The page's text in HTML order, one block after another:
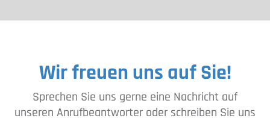
Wir freuen uns auf Sie!
Sprechen Sie uns gerne eine Nachricht auf
unseren Anrufbeantworter oder schreiben Sie uns